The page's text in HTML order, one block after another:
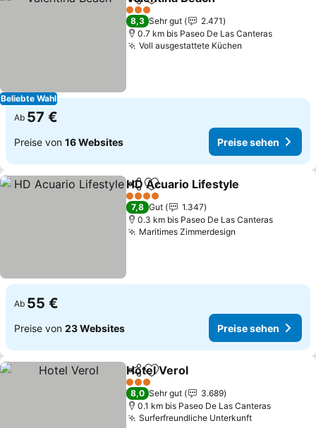
Beliebte Wahl
TeilenZu Favoriten hinzufügen
3 Sterne
8,3 Sehr gut
2.471
0.7 km bis Paseo De Las Canteras
Voll ausgestattete Küchen
Ab 57 €
Preise von 16 Websites Preise sehen
TeilenZu Favoriten hinzufügen
HD Acuario Lifestyle
4 Sterne
7,8 Gut
1.347
0.3 km bis Paseo De Las Canteras
Maritimes Zimmerdesign
Ab 55 €
Preise von 23 Websites Preise sehen
TeilenZu Favoriten hinzufügen
Hotel Verol
3 Sterne
8,0 Sehr gut
3.689
0.1 km bis Paseo De Las Canteras
Surferfreundliche UnterkunftPreise